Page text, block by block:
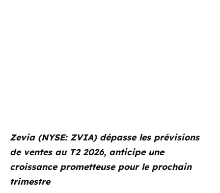
Zevia (NYSE: ZVIA) dépasse les prévisions
de ventes au T2 2026, anticipe une
croissance prometteuse pour le prochain
trimestre